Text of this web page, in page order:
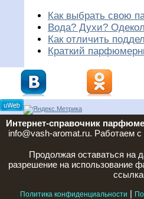
Как выбрать свою
Вода? Духи?
Как отличить
Краткий
Интернет-справочник
info@vash-aromat.ru. Работаем
Продолжая оставаться на
разрешение на использование
Политика конфиденциальности |